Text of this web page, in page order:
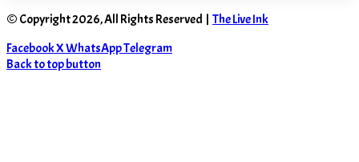
© Copyright 2026, All Rights Reserved | The Live Ink
FacebookXWhatsAppTelegram
Back to top button